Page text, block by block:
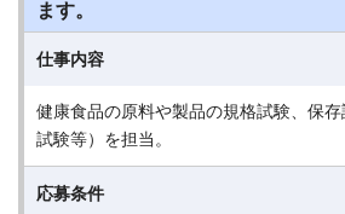
ます。
仕事内容
健康食品の原料や製品の規格試験、保
試験等）を担当。
応募条件